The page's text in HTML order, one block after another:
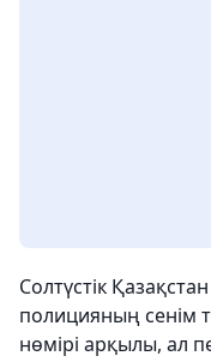
Солтүстік
полицияның сенім
нөмірі арқылы, ал